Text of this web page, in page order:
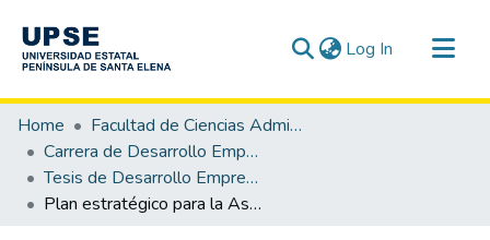
Log In (current)
Communities & Collections
All of DSpace
Statistics
Home
Facultad de Ciencias Administrativas
Carrera de Desarrollo Empresarial
Tesis de Desarrollo Empresarial
Plan estratégico para la Asociación de Comerciantes Productos del Mar del cantón Santa Elena, provincia de Santa Elena, año 2015.